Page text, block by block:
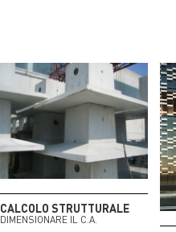
CALCOLO STRUTTURALE
DIMENSIONARE IL C.A.